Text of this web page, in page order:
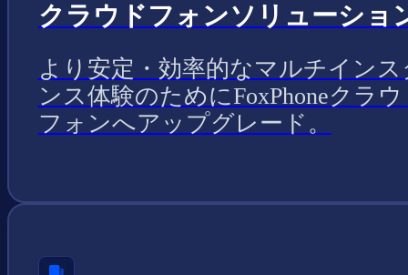
クラウドフォンソリューショ
より安定・効率的なマルチインス
ンス体験のためにFoxPhoneクラ
フォンへアップグレード。